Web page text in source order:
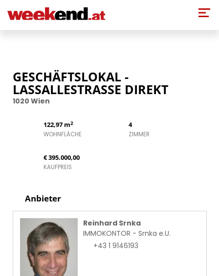
GESCHÄFTSLOKAL -
LASSALLESTRASSE DIREKT
1020 Wien
122,97 m2
WOHNFLÄCHE
4
ZIMMER
€ 395.000,00
KAUFPREIS
Anbieter
Reinhard Srnka
IMMOKONTOR - Srnka e.U.
+43 1 9146193